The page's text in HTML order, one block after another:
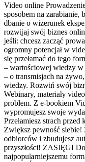
Video online
sposobem na zarabianie,
dbanie o wizerunek
rozwijaj swój biznes
jeśli: chcesz zacząć
ogromny potencjał w
się przełamać do tego
– wartościowej wiedzy w
– o transmisjach na
wiedzy. Rozwiń swój
Webinary, materiały
problem. Z e-bookiem
wypromujesz swoje
Przełamiesz strach
Zwiększ pewność
odbiorców i zbudujesz
przyszłości! ZASIĘGI
najpopularniejszemu